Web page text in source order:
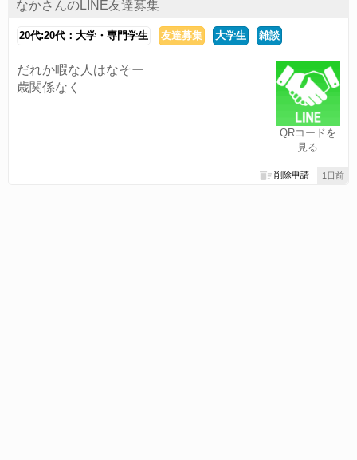
なかさんのLINE友達募集
20代:20代：大学・専門学生 友達募集 大学生 雑談
QRコードを
見る
だれか暇な人はなそー
歳関係なく
1日前
削除申請